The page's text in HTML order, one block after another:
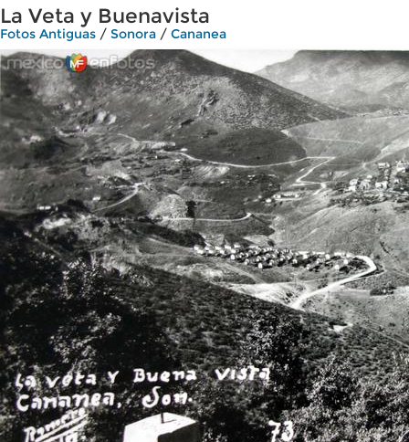
La Veta y Buenavista
Fotos Antiguas / Sonora / Cananea